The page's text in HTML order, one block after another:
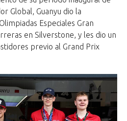
Global, Guanyu dio la
Especiales Gran
en Silverstone, y les dio un
previo al Grand Prix